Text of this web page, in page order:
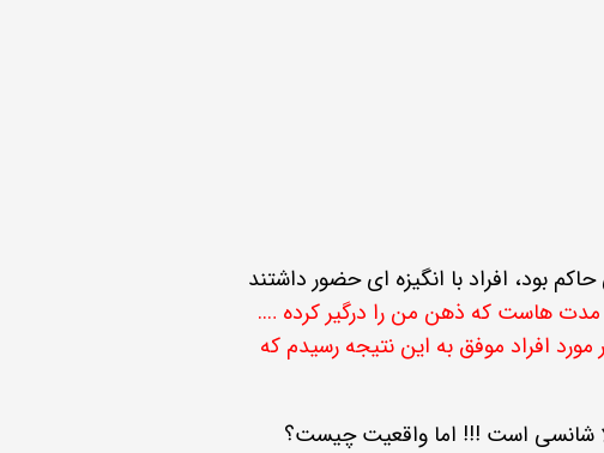
افراد با انگیزه ای حضور داشتند
هاست که ذهن من را درگیر کرده ….
افراد موفق به این نتیجه رسیدم که
شانسی است !!! اما واقعیت چیست؟